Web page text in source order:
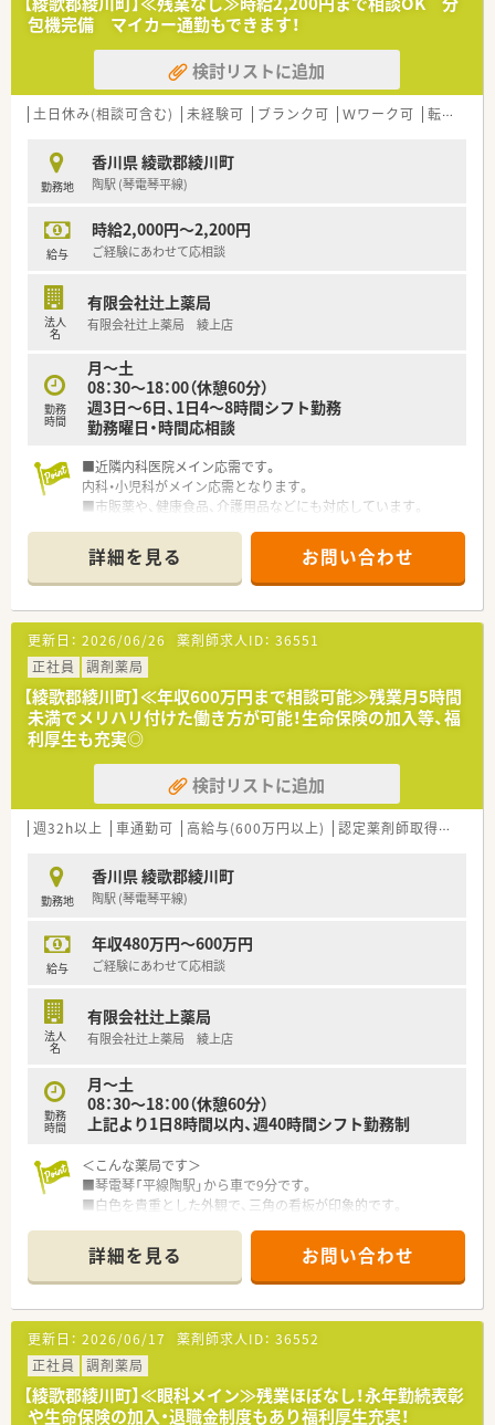
ます。
■店内は木目調の床に可愛らしい椅子が配置された明るい雰囲
気で、待合スペースが広く車椅子の患者様も無理なく入店できま
【募集背景と求める人物像について】
して患者様へ変わらぬサービスを提供するために募集を開始し
ました。
■年齢や性別は一切不問となっており、周囲のスタッフと協調性
す。
■調剤業務の経験者はもちろんのこと、実務未経験の方やブラン
です。
【法人特徴について】
プ企業であり、関連会社との連携による強固な経営基盤が特徴で
す。
■薬剤師の教育に非常に力を入れており、定期的な薬剤師勉強会
や新薬勉強会を通じて常に最新の医療知識をアップデートして
■医療知識の習得だけでなく、社会人としてのマナー研修や接遇
能力の向上にも重点を置いており、品格のある人材を育成しま
す。
【想定される業務内容】
■処方箋に基づく調剤や適切な監査、患者様への丁寧な服薬指導
をはじめとして、各種薬歴管理業務を正確に担当していただきま
す。
■居宅や施設への在宅業務に積極的に取り組んでおり、往診への
同行や無菌調剤台を使用した高度な調剤業務も経験可能です。
■一般医薬品や健康食品、介護シューズ等の豊富な商品を取り扱
っており、患者様の相談に乗りながら健康をトータルケアしま
す。
包機完備 マイカー通勤もできます！
検討リストに追加
土日休み(相談可含む) 未経験可 ブランク可 Ｗワーク可 転勤なし
勤務地
香川県 綾歌郡綾川町
陶駅 (琴電琴平線)
給与
時給2,000円～2,200円
ご経験にあわせて応相談
法人
名
有限会社辻上薬局
有限会社辻上薬局 綾上店
勤務
時間
月～土
08：30～18：00（休憩60分）
週3日～6日、1日4～8時間シフト勤務
勤務曜日・時間応相談
■近隣内科医院メイン応需です。
内科・小児科がメイン応需となります。
■市販薬や、健康食品、介護用品などにも対応しています。
ス）は、県下一円の店舗連携を通して香川県下で2番目に多い調
剤店舗数の運営を行っています。
■社員が活き活きと活躍できる職場づくりを目指し、福利厚生な
どを充実させて環境を整えています。
また、ライフステージに合わせて、多様な働き方も実現できま
す。創業当初より医薬分業に積極的に努め、独自のノウハウを構
築した結果、四国エリアでも非常にレベルの高い勤務薬剤師の
方々を育成されています。
■互助会制度も有り、結婚祝い金や出産祝い金制度を運用されて
います。
■3年以上在籍されている薬剤師は全員認定薬剤師を取得してい
ます。
■ほぼ全ての店舗で地域支援体制加算を算定されています。
■現在、従業員の満足度を上げるため有給休暇取得推進や残業を
抑える等「働き方改革」を法人で取り組んでいます。
詳細を見る お問い合わせ
更新日： 2026/06/26 薬剤師求人ID： 36551
正社員
調剤薬局
【綾歌郡綾川町】≪年収600万円まで相談可能≫残業月5時間
未満でメリハリ付けた働き方が可能！生命保険の加入等、福
利厚生も充実◎
検討リストに追加
週32h以上 車通勤可 高給与(600万円以上) 認定薬剤師取得支援あり
勤務地
香川県 綾歌郡綾川町
陶駅 (琴電琴平線)
給与
年収480万円～600万円
ご経験にあわせて応相談
法人
名
有限会社辻上薬局
有限会社辻上薬局 綾上店
勤務
時間
月～土
08：30～18：00（休憩60分）
上記より1日8時間以内、週40時間シフト勤務制
＜こんな薬局です＞
■琴電琴「平線陶駅」から車で9分です。
■白色を貴重とした外観で、三角の看板が印象的です。
す。
皆様に落ち着いてご利用頂ける環境作りに努めています。
■要介護認定などの介護保険制度のご相談も受けています。
＜業務内容＞
■内科, 小児科, 皮膚科の処方箋がメインとなります。
在宅にも積極的に取り組みしています。
■処方箋は90枚/日程度です。
■薬剤師は3名体制です。
詳細を見る お問い合わせ
更新日： 2026/06/17 薬剤師求人ID： 36552
正社員
調剤薬局
【綾歌郡綾川町】≪眼科メイン≫残業ほぼなし！永年勤続表彰
や生命保険の加入・退職金制度もあり福利厚生充実！